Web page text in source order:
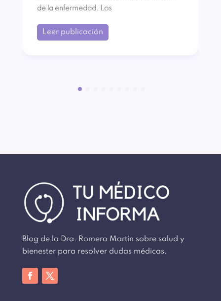
de la enfermedad. Los
Leer publicación
Blog de la Dra. Romero Martín sobre salud y
bienester para resolver dudas médicas.